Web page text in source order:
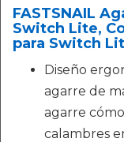
FASTSNAIL
Switch Lite,
para Switch
Diseño
agarre de
agarre
calambres